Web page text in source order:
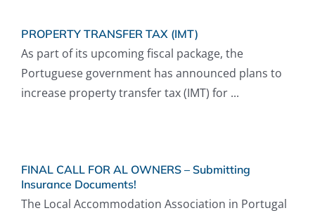
PROPERTY TRANSFER TAX (IMT)
As part of its upcoming fiscal package, the
Portuguese government has announced plans to
increase property transfer tax (IMT) for ...
FINAL CALL FOR AL OWNERS – Submitting
Insurance Documents!
The Local Accommodation Association in Portugal